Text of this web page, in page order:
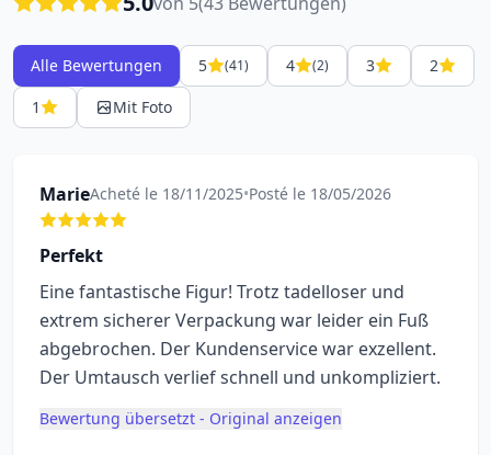
Alle Bewertungen 5 (41) 4 (2) 3
2
1
Mit Foto
MarieAcheté le 18/11/2025•Posté le 18/05/2026
Perfekt
Eine fantastische Figur! Trotz tadelloser und
extrem sicherer Verpackung war leider ein Fuß
abgebrochen. Der Kundenservice war exzellent.
Der Umtausch verlief schnell und unkompliziert.
Bewertung übersetzt - Original anzeigen